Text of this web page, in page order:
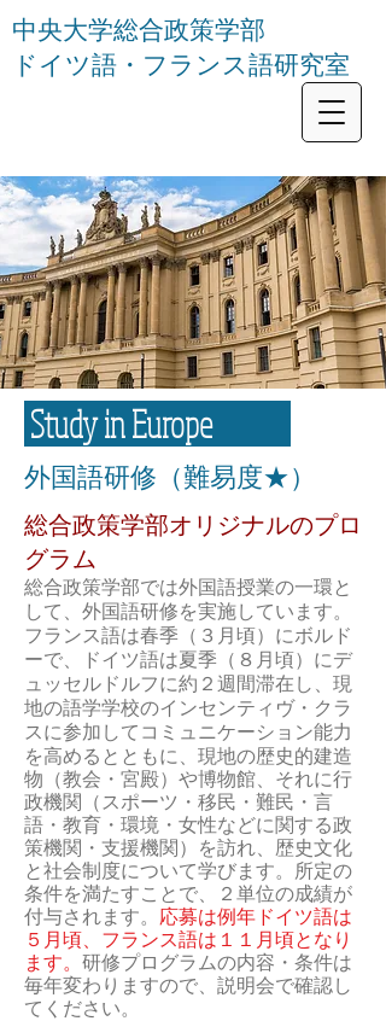
中央大学総合政策学部
ドイツ語・フランス語研究室
Study in Europe
外国語研修（難易度★）
​総合政策学部オリジナルのプロ
グラム
総合政策学部では外国語授業の一環と
して、外国語研修を実施しています。
フランス語は春季（３月頃）にボルド
ーで、ドイツ語は夏季（８月頃）にデ
ュッセルドルフに約２週間滞在し、現
地の語学学校のインセンティヴ・クラ
スに参加してコミュニケーション能力
を高めるとともに、現地の歴史的建造
物（教会・宮殿）や博物館、それに行
政機関（スポーツ・移民・難民・言
語・教育・環境・女性などに関する政
策機関・支援機関）を訪れ、歴史文化
と社会制度について学びます。所定の
条件を満たすことで、２単位の成績が
付与されます。 応募は例年ドイツ語は
５月頃、フランス語は１１月頃となり
ます。 研修プログラムの内容・条件は
毎年変わりますので、説明会で確認し
てください。